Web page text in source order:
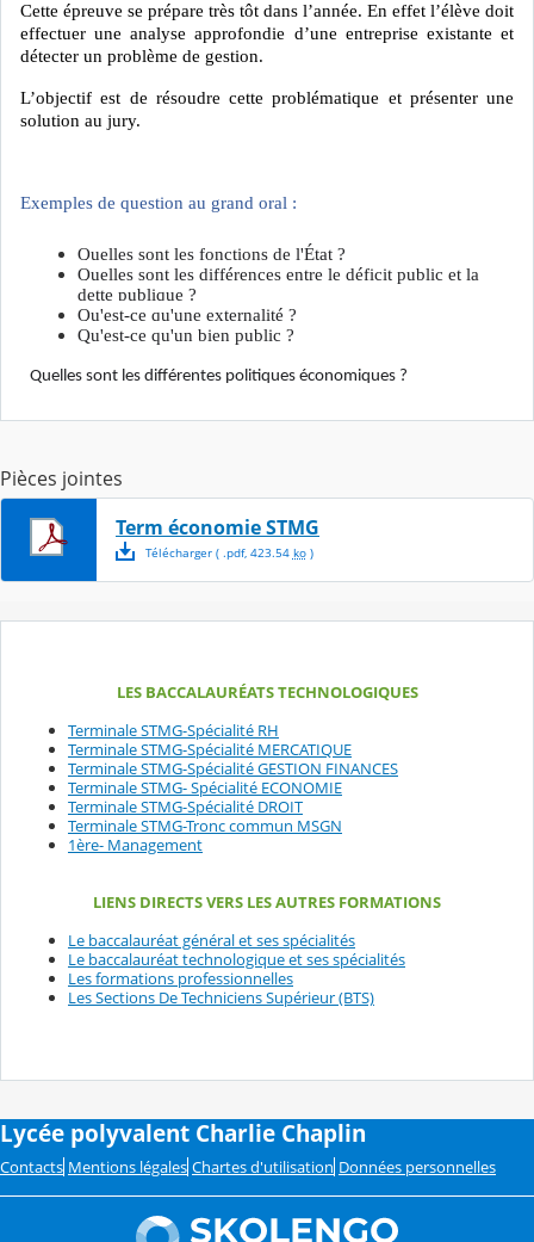
Cette épreuve se prépare très tôt dans l’année. En effet l’élève doit
effectuer une analyse approfondie d’une entreprise existante et
détecter un problème de gestion.
L’objectif est de résoudre cette problématique et présenter une
solution au jury.
Exemples de question au grand oral :
Quelles sont les fonctions de l'État ?
Quelles sont les différences entre le déficit public et la
dette publique ?
Qu'est-ce qu'une externalité ?
Qu'est-ce qu'un bien public ?
Quelles sont les différentes politiques économiques ?
Pièces jointes
Term économie STMG
Télécharger( .pdf, 423.54 ko)
LES BACCALAURÉATS TECHNOLOGIQUES
Terminale STMG-Spécialité RH
Terminale STMG-Spécialité MERCATIQUE
Terminale STMG-Spécialité GESTION FINANCES
Terminale STMG- Spécialité ECONOMIE
Terminale STMG-Spécialité DROIT
Terminale STMG-Tronc commun MSGN
1ère- Management
LIENS DIRECTS VERS LES AUTRES FORMATIONS
Le baccalauréat général et ses spécialités
Le baccalauréat technologique et ses spécialités
Les formations professionnelles
Les Sections De Techniciens Supérieur (BTS)
Lycée polyvalent Charlie Chaplin
Contacts Mentions légales Chartes d'utilisation Données personnelles